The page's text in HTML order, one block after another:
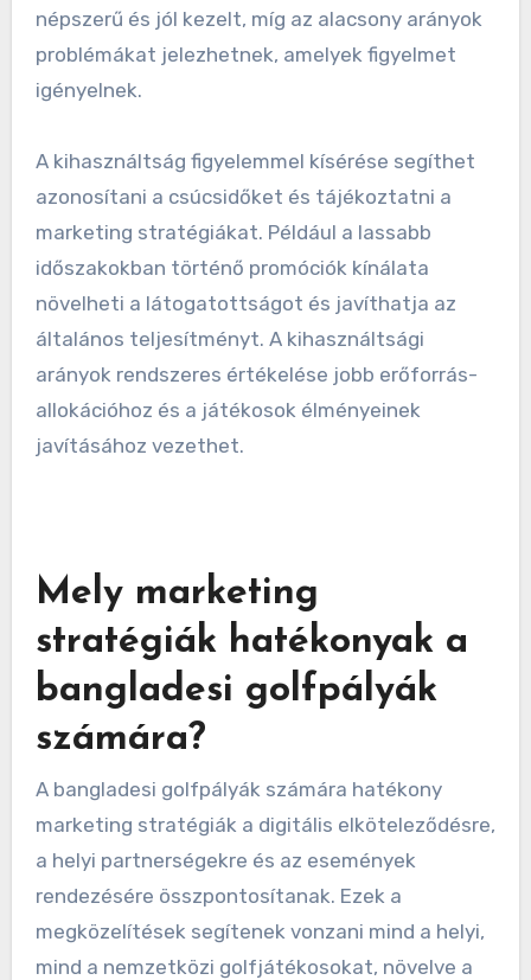
A létesítmények kihasználtsági arányai azt
mutatják, hogy mennyire hatékonyan
és a működési hatékonyságot. A magas
kihasználtsági arányok azt jelzik, hogy a pálya
népszerű és jól kezelt, míg az alacsony arányok
problémákat jelezhetnek, amelyek figyelmet
igényelnek.
A kihasználtság figyelemmel kísérése segíthet
azonosítani a csúcsidőket és tájékoztatni a
marketing stratégiákat. Például a lassabb
arányok rendszeres értékelése jobb erőforrás-
allokációhoz és a játékosok élményeinek
javításához vezethet.
Mely marketing
stratégiák hatékonyak a
bangladesi golfpályák
számára?